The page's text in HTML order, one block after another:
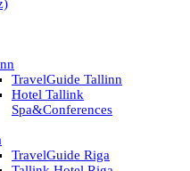
TravelGuide Tallinn
Hotel Tallink
Spa&Conferences
TravelGuide Riga